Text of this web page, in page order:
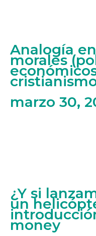
Analogía
morales
marzo 30,
¿Y si
un
money